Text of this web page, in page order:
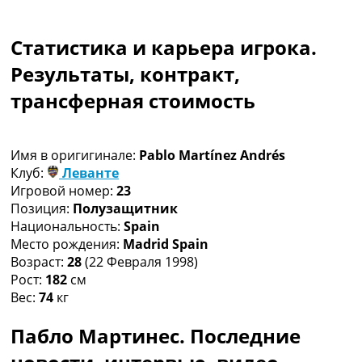
Чемпионат Мира
Украина. Премьер-Лига
Украина. Первая Лига
Лига Чемпионов
Другие Турниры >>>
Таблицы
Таблицы групп Чемпионата Мира
Украина. Премьер-Лига
Украина. Первая Лига
Лига Чемпионов. Таблицы групп
Англия. Премьер-Лига
Испания. Ла Лига
Рейтинг стран УЕФА
Рейтинг клубов УЕФА
Статистика и карьера игрока.
Результаты, контракт,
трансферная стоимость
Имя в оригигинале: Pablo Martínez Andrés
Клуб:
Леванте
Игровой номер: 23
Позиция: Полузащитник
Национальность: Spain
Место рождения: Madrid Spain
Возраст: 28(22 Февраля 1998)
Рост: 182 см
Вес: 74 кг
Пабло Мартинес. Последние